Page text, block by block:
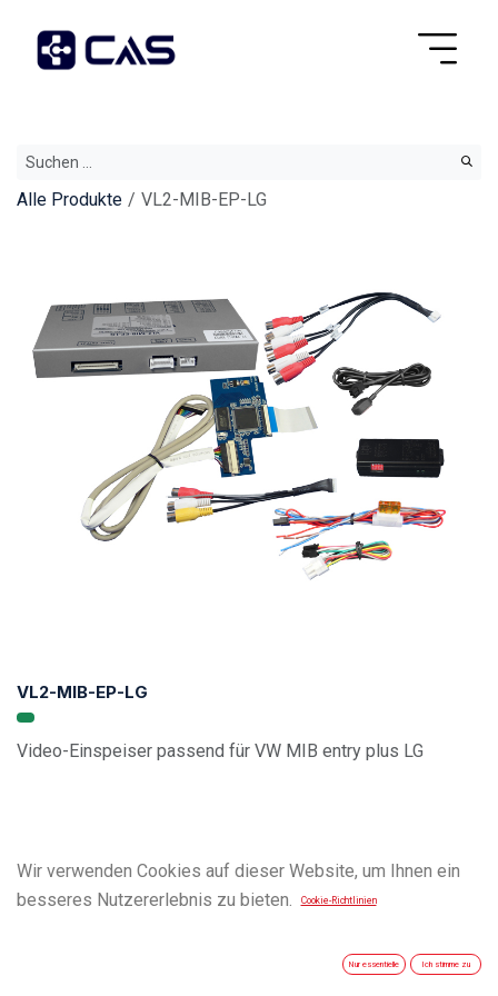
Alle Produkte VL2-MIB-EP-LG
VL2-MIB-EP-LG
Video-Einspeiser passend für VW MIB entry plus LG
Wir verwenden Cookies auf dieser Website, um Ihnen ein
besseres Nutzererlebnis zu bieten.
Cookie-Richtlinien
Nur essentielle Ich stimme zu